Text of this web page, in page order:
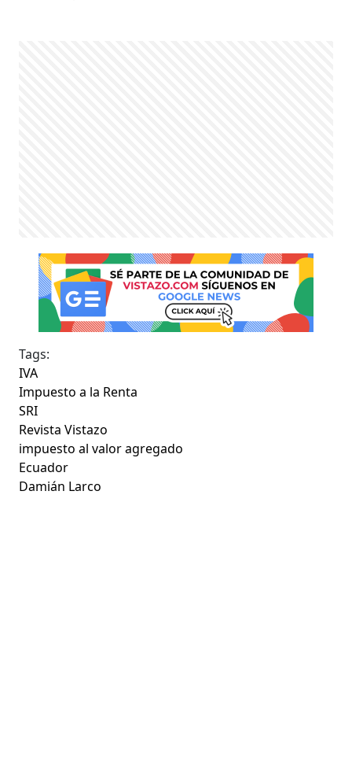
Tags:
IVA
Impuesto a la Renta
SRI
Revista Vistazo
impuesto al valor agregado
Ecuador
Damián Larco